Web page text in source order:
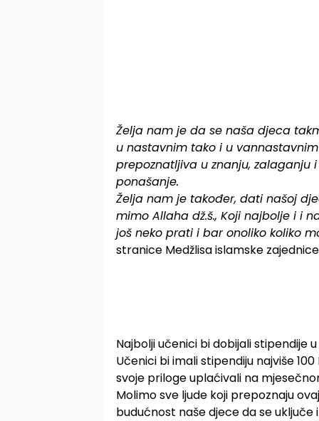
Želja nam je da se naša djeca
u nastavnim tako i u
prepoznatljiva u znanju, zalaganju
ponašanje.
Želja nam je također, dati našoj
mimo Allaha dž.š., Koji najbolje i i
još neko prati i bar onoliko koliko
stranice Medžlisa islamske
Najbolji učenici bi dobijali stipendije
Učenici bi imali stipendiju najviše
svoje priloge uplaćivali na
Molimo sve ljude koji prepoznaju
budućnost naše djece da se uključe